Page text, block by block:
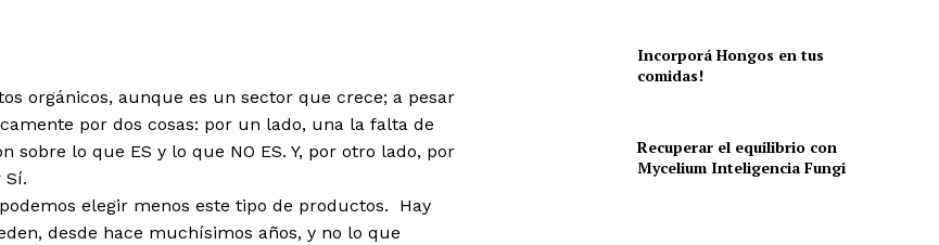
orgánicos, aunque es un sector que crece; a pesar
por dos cosas: por un lado, una la falta de
sobre lo que ES y lo que NO ES. Y, por otro lado, por
Sí.
elegir menos este tipo de productos. Hay
desde hace muchísimos años, y no lo que
Incorporá Hongos en tus
comidas!
Recuperar el equilibrio con
Mycelium Inteligencia Fungi